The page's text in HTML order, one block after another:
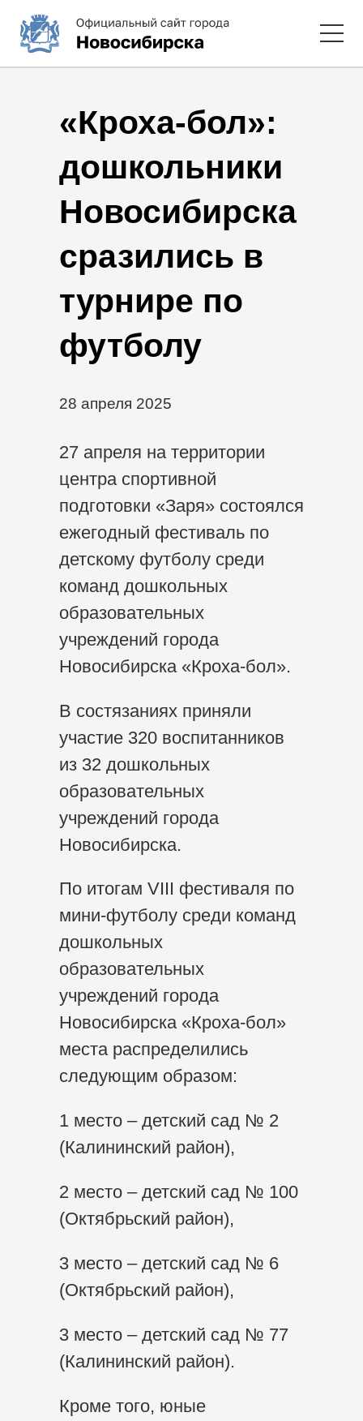
«Кроха-бол»:
дошкольники
Новосибирска
сразились в
турнире по
футболу
28 апреля 2025
27 апреля на территории
центра спортивной
подготовки «Заря» состоялся
ежегодный фестиваль по
детскому футболу среди
команд дошкольных
образовательных
учреждений города
Новосибирска «Кроха-бол».
В состязаниях приняли
участие 320 воспитанников
из 32 дошкольных
образовательных
учреждений города
Новосибирска.
По итогам VIII фестиваля по
мини-футболу среди команд
дошкольных
образовательных
учреждений города
Новосибирска «Кроха-бол»
места распределились
следующим образом:
1 место – детский сад № 2
(Калининский район),
2 место – детский сад № 100
(Октябрьский район),
3 место – детский сад № 6
(Октябрьский район),
3 место – детский сад № 77
(Калининский район).
Кроме того, юные